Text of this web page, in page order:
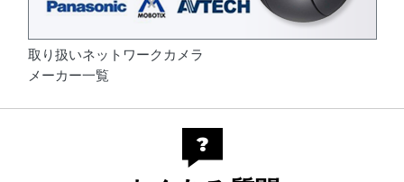
取り扱いネットワークカメラ
メーカー一覧